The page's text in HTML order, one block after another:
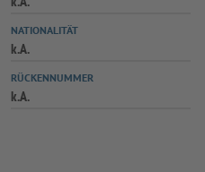
SPIELPLUS
NATIONALITÄT
k.A.
RÜCKENNUMMER
k.A.